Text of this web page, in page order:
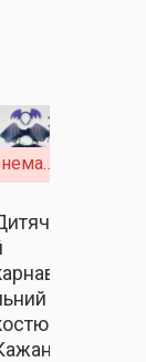
немає в наявності